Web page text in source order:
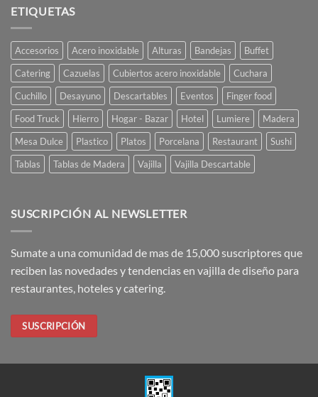
Ají
Diseño
TOP
ETIQUETAS
Accesorios Acero inoxidable Alturas Bandejas
Buffet
Catering
Cazuelas Cubiertos acero inoxidable
Cuchara
Cuchillo
Desayuno Descartables Eventos
Finger food
Food Truck
Hierro Hogar - Bazar Hotel Lumiere
Madera
Mesa Dulce
Plastico Platos Porcelana Restaurant
Sushi
Tablas
Tablas de Madera Vajilla Vajilla Descartable
SUSCRIPCIÓN AL NEWSLETTER
Sumate a una comunidad de mas de 15,000 suscriptores que
reciben las novedades y tendencias en vajilla de diseño para
restaurantes, hoteles y catering.
SUSCRIPCIÓN